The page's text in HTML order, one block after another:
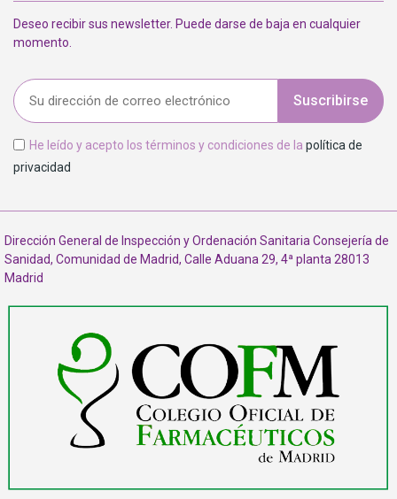
Deseo recibir sus newsletter. Puede darse de baja en cualquier
momento.
Suscribirse
He leído y acepto los términos y condiciones de la política de
privacidad
Dirección General de Inspección y Ordenación Sanitaria Consejería de
Sanidad, Comunidad de Madrid, Calle Aduana 29, 4ª planta 28013
Madrid